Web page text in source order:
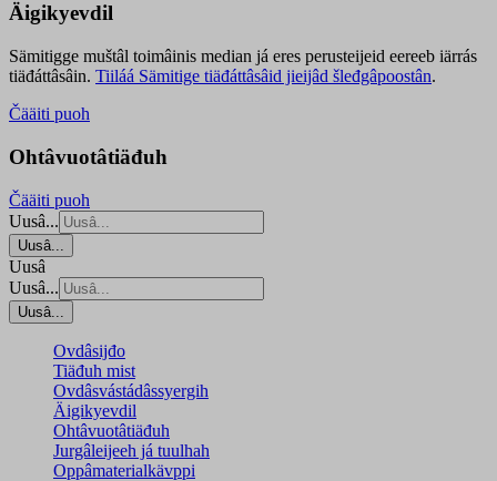
Äigikyevdil
Sämitigge muštâl toimâinis median já eres perusteijeid eereeb iärrás
tiäđáttâsâin. Tiiláá Sämitige tiäđáttâsâid jieijâd šleđgâpoostân.
Čääiti puoh
Ohtâvuotâtiäđuh
Čääiti puoh
Uusâ...
Uusâ...
Uusâ
Uusâ...
Uusâ...
Ovdâsijđo
Tiäđuh mist
Ovdâsvástádâssyergih
Äigikyevdil
Ohtâvuotâtiäđuh
Jurgâleijeeh já tuulhah
Oppâmaterialkävppi